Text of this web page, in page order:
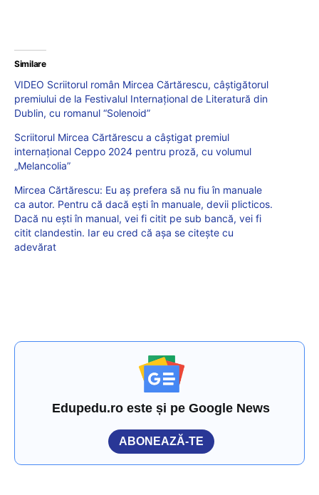
Similare
VIDEO Scriitorul român Mircea Cărtărescu, câștigătorul
premiului de la Festivalul Internațional de Literatură din
Dublin, cu romanul “Solenoid”
Scriitorul Mircea Cărtărescu a câștigat premiul
internațional Ceppo 2024 pentru proză, cu volumul
„Melancolia”
Mircea Cărtărescu: Eu aș prefera să nu fiu în manuale
ca autor. Pentru că dacă ești în manuale, devii plicticos.
Dacă nu ești în manual, vei fi citit pe sub bancă, vei fi
citit clandestin. Iar eu cred că așa se citește cu
adevărat
Edupedu.ro este și pe Google News
ABONEAZĂ-TE